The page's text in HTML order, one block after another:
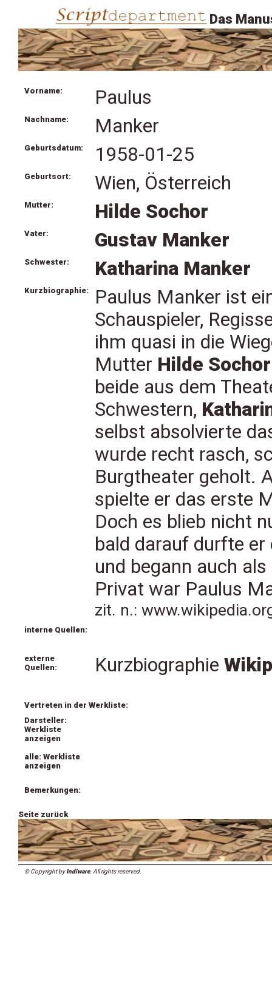
Das
Vorname: Paulus
Nachname: Manker
Geburtsdatum: 1958-01-25
Geburtsort: Wien, Österreich
Mutter: Hilde Sochor
Vater: Gustav Manker
Schwester: Katharina Manker
Kurzbiographie:
Paulus Manker ist
Schauspieler,
ihm quasi in die
Mutter Hilde Sochor
beide aus dem
Schwestern,
selbst absolvierte
wurde recht rasch,
Burgtheater geholt.
spielte er das erste
Doch es blieb nicht
bald darauf durfte er
und begann auch
Privat war Paulus
zit. n.:
interne Quellen:
externe
Quellen:
Kurzbiographie
Vertreten in der Werkliste:
Darsteller:
Werkliste
anzeigen
alle: Werkliste
anzeigen
Bemerkungen:
Seite zurück
© Copyright byIndiware. All rights reserved.